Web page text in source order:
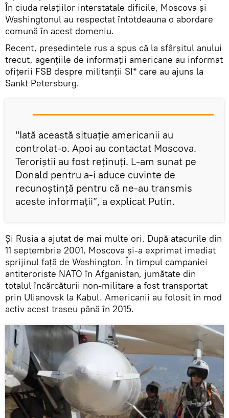
În ciuda relațiilor interstatale dificile, Moscova și
Washingtonul au respectat întotdeauna o abordare
comună în acest domeniu.
Recent, președintele rus a spus că la sfârșitul anului
trecut, agențiile de informații americane au informat
ofițerii FSB despre militanții SI* care au ajuns la
Sankt Petersburg.
"Iată această situație americanii au
controlat-o. Apoi au contactat Moscova.
Teroriștii au fost reținuți. L-am sunat pe
Donald pentru a-i aduce cuvinte de
recunoștință pentru că ne-au transmis
aceste informații”, a explicat Putin.
Și Rusia a ajutat de mai multe ori. După atacurile din
11 septembrie 2001, Moscova și-a exprimat imediat
sprijinul față de Washington. În timpul campaniei
antiteroriste NATO în Afganistan, jumătate din
totalul încărcăturii non-militare a fost transportat
prin Ulianovsk la Kabul. Americanii au folosit în mod
activ acest traseu până în 2015.